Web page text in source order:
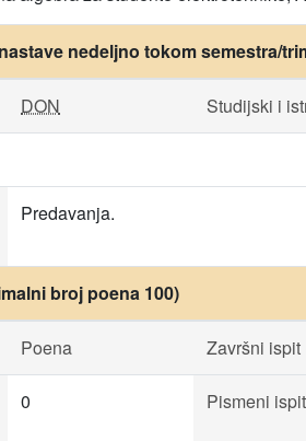
nedeljno tokom semestra/
DON Studijski i
Predavanja.
broj poena 100)
Poena Završni ispit
0 Pismeni ispit